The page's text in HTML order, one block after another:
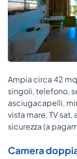
Ampia circa 42
singoli, telefono,
asciugacapelli,
vista mare, TV
sicurezza (a
Camera